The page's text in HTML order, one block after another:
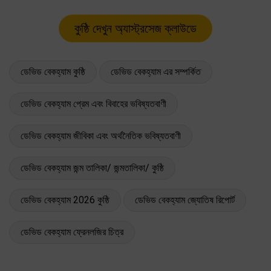
ডেভিড বেকহ্যাম কুষ্ঠি ডেভিড বেকহ্যাম এর সম্পর্কিত
ডেভিড বেকহ্যাম প্রেম এবং বিবাহের ভবিষ্যতবাণী
ডেভিড বেকহ্যাম জীবিকা এবং অর্থনৈতিক ভবিষ্যতবাণী
ডেভিড বেকহ্যাম জন্ম তালিকা/ জন্মতালিকা/ কুষ্ঠি
ডেভিড বেকহ্যাম 2026 কুষ্ঠি ডেভিড বেকহ্যাম জ্যোতিষ রিপোর্ট
ডেভিড বেকহ্যাম ফ্রেনলজির চিত্র